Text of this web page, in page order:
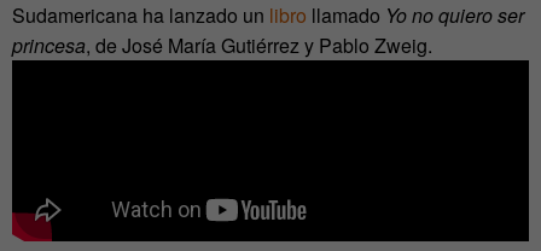
Sudamericana ha lanzado un libro llamado Yo no quiero ser
princesa, de José María Gutiérrez y Pablo Zweig.